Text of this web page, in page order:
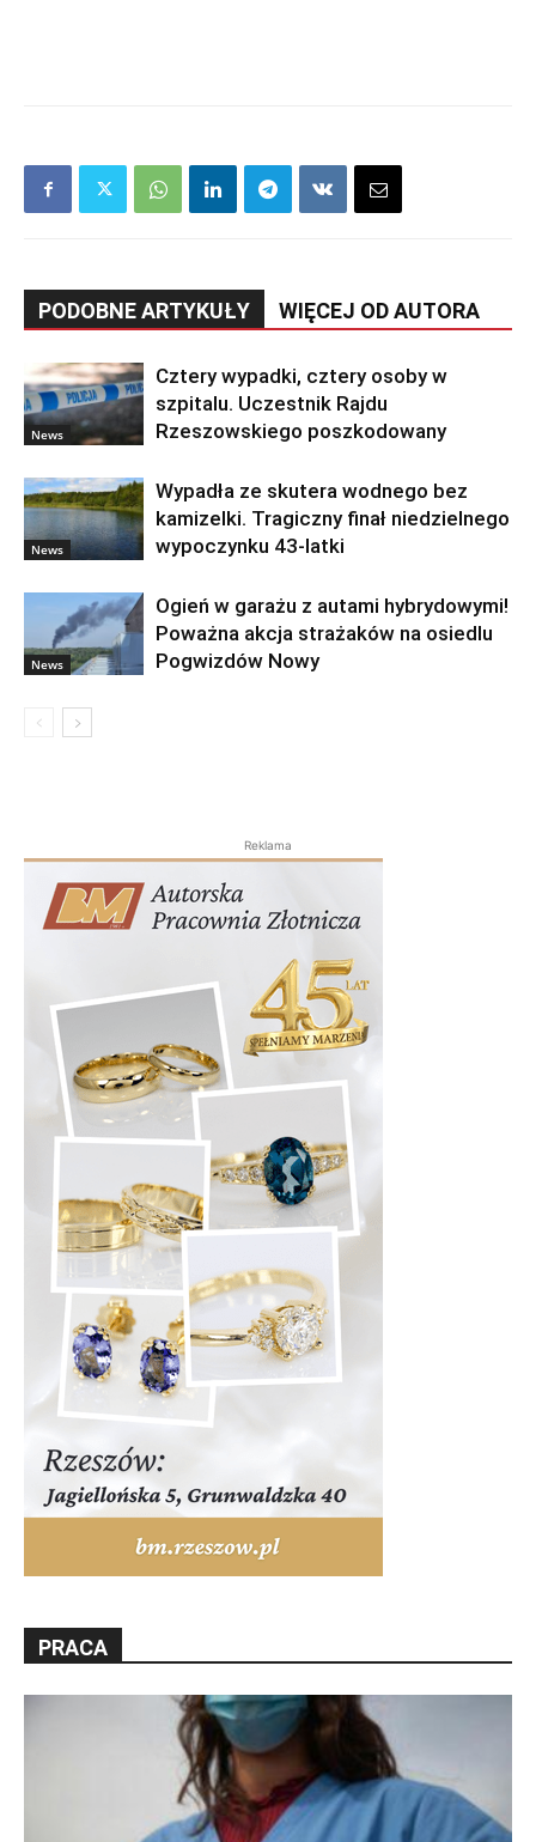
PODOBNE ARTYKUŁY WIĘCEJ OD AUTORA
News
Cztery wypadki, cztery osoby w
szpitalu. Uczestnik Rajdu
Rzeszowskiego poszkodowany
News
Wypadła ze skutera wodnego bez
kamizelki. Tragiczny finał niedzielnego
wypoczynku 43-latki
News
Ogień w garażu z autami hybrydowymi!
Poważna akcja strażaków na osiedlu
Pogwizdów Nowy
Reklama
PRACA